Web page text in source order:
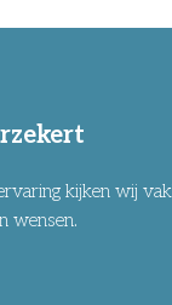
kijken wij
wensen.